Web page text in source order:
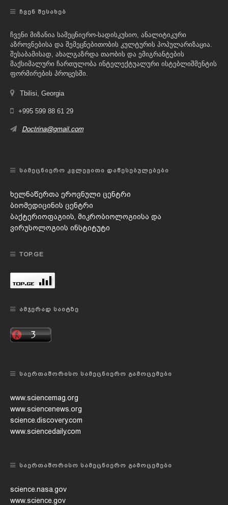
ᲩᲕᲔᲜ ᲨᲔᲡᲐᲮᲔᲑ
ჩვენი მიზანია სამეცნიერო-სადისკუსიო, ანალიტიკური
აზროვნებისა და შემეცნებითობის კულტურის პოპულარიზაცია.
შესაბამისად, ახალგაზრდა თაობის და ემიგრანტების
მაქსიმალური ჩართულობა ინტელექტუალური ისტებლიშმენტის
ფორმირების პროცესში.
Tbilisi, Georgia
+995 599 88 61 29
Doctrina@gmail.com
ᲡᲐᲛᲔᲪᲜᲘᲔᲠᲝ ᲙᲕᲚᲔᲕᲘᲗᲘ ᲓᲐᲬᲔᲡᲔᲑᲣᲚᲔᲑᲔᲑᲘ
ხელნაწერთა ეროვნული ცენტრი
ბიომედიცინის ცენტრი
ბაქტერიოფაგიის, მიკრობიოლოგიისა და
ვირუსოლოგიის ინსტიტუტი
TOP.GE
ᲐᲛᲯᲔᲠᲐᲓ ᲡᲐᲘᲢᲖᲔ
ᲡᲐᲔᲠᲗᲐᲨᲝᲠᲘᲡᲝ ᲡᲐᲛᲔᲪᲜᲘᲔᲠᲝ ᲒᲐᲛᲝᲪᲔᲛᲔᲑᲘ
www.sciencemag.org
www.sciencenews.org
science.discovery.com
www.sciencedaily.com
ᲡᲐᲔᲠᲗᲐᲨᲝᲠᲘᲡᲝ ᲡᲐᲛᲔᲪᲜᲘᲔᲠᲝ ᲒᲐᲛᲝᲪᲔᲛᲔᲑᲘ
science.nasa.gov
www.science.gov